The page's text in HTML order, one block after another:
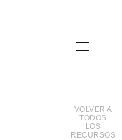
VOLVER A
TODOS
LOS
RECURSOS